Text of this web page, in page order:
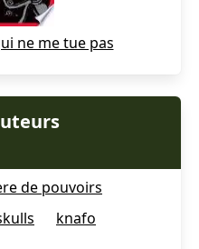
ne me tue pas
de pouvoirs
knafo